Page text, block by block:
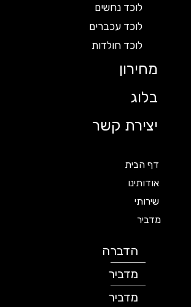
לוכד נחשים
לוכד עכברים
לוכד חולדות
מחירון
בלוג
יצירת קשר
דף הבית
אודותינו
שירותי
מדביר
הדברה
מדביר
מדביר